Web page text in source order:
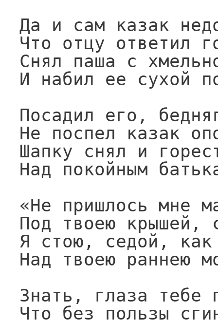
Да и сам казак
Что отцу ответил
Снял паша с
И набил ее сухой
Посадил его,
Не поспел казак
Шапку снял и
Над покойным
«Не пришлось мне
Под твоею крышей,
Я стою, седой, как
Над твоею раннею
Знать, глаза тебе
Что без пользы